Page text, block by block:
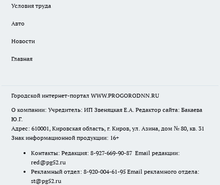
Условия труда
Авто
Новости
Главная
Городской интернет-портал WWW.PROGORODNN.RU
О компании: Учредитель: ИП Звеняцкая Е.А. Редактор сайта: Бакаева
Ю.Г.
Адрес: 610001, Кировская область, г. Киров, ул. Азина, дом № 80, кв. 31
Знак информационной продукции: 16+
Контакты: Редакция: 8-927-669-90-87 Email редакции:
red@pg52.ru
Рекламный отдел: 8-920-004-61-95 Email рекламного отдела:
st@pg52.ru